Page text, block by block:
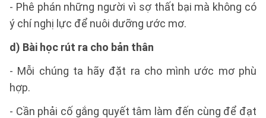
- Phê phán những người vì sợ thất bại mà không có
ý chí nghị lực để nuôi dưỡng ước mơ.
d) Bài học rút ra cho bản thân
- Mỗi chúng ta hãy đặt ra cho mình ước mơ phù
hợp.
- Cần phải cố gắng quyết tâm làm đến cùng để đạt